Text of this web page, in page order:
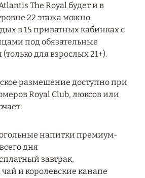
JUMEIRA — SUITE
SEASONS RESORT
BEACH ПО ЛУЧШИМ
The Royal будет и в
22 этажа можно
в 15 приватных кабинках с
под обязательные
для взрослых 21+).
размещение доступно при
Royal Club, люксов или
напитки премиум-
дня
завтрак,
и королевские канапе